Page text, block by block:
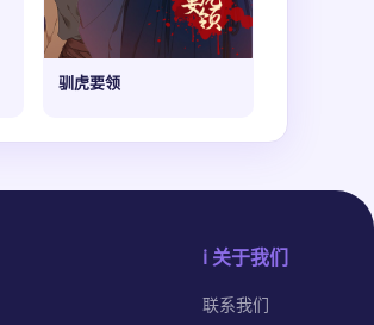
驯虎要领
ℹ️ 关于我们
联系我们